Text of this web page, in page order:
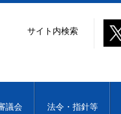
サイト内検索
議会 法令・指針等